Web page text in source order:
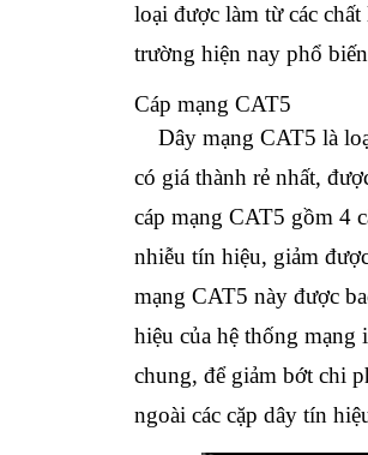
loại được làm từ các
trường hiện nay phổ
Cáp mạng CAT5
Dây mạng CAT5 là
có giá thành rẻ nhất,
cáp mạng CAT5 gồm 4
nhiễu tín hiệu, giảm
mạng CAT5 này được
hiệu của hệ thống
chung, để giảm bớt chi
ngoài các cặp dây tín